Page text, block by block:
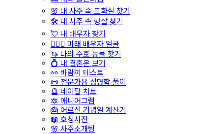
🌸 내 사주 속 도화살 찾기
🛠️ 내 사주 속 형살 찾기
💘 내 배우자 찾기
👩‍❤️‍👨 미래 배우자 얼굴
🦄 나의 수호 동물 찾기
💍 내 결혼운 보기
👀 바람끼 테스트
📜 전문가용 성명학 풀이
🔮 네이탈 차트
🔯 애니어그램
🎂 어르신 기념일 계산기
📖 호칭사전
🌸 사주소개팅